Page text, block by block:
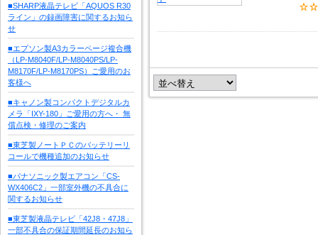
■SHARP液晶テレビ「AQUOS R30
ライン」の録画障害に関するお知ら
せ
■エプソン製A3カラーページ複合機
（LP-M8040F/LP-M8040PS/LP-
M8170F/LP-M8170PS）ご愛用のお
客様へ
■キャノン製コンパクトデジタルカ
メラ「IXY-180」ご愛用の方へ・ 無
償点検・修理のご案内
■東芝製ノートＰＣのバッテリーリ
コールで機種追加のお知らせ
■パナソニック製エアコン「CS-
WX406C2」一部室外機の不具合に
関するお知らせ
■東芝製液晶テレビ「42J8・47J8」
一部不具合の保証期間延長のお知ら